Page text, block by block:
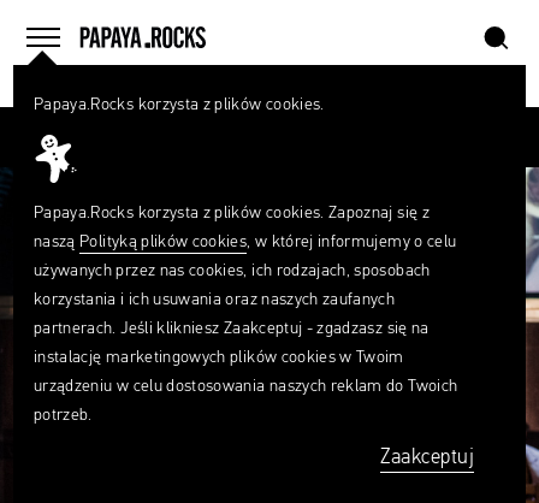
menu
home szukaj
Papaya.Rocks korzysta z plików cookies.
Papaya.Rocks korzysta z plików cookies. Zapoznaj się z
naszą Polityką plików cookies, w której informujemy o celu
używanych przez nas cookies, ich rodzajach, sposobach
korzystania i ich usuwania oraz naszych zaufanych
partnerach. Jeśli klikniesz Zaakceptuj - zgadzasz się na
instalację marketingowych plików cookies w Twoim
urządzeniu w celu dostosowania naszych reklam do Twoich
potrzeb.
Zaakceptuj
Czego
szukasz?